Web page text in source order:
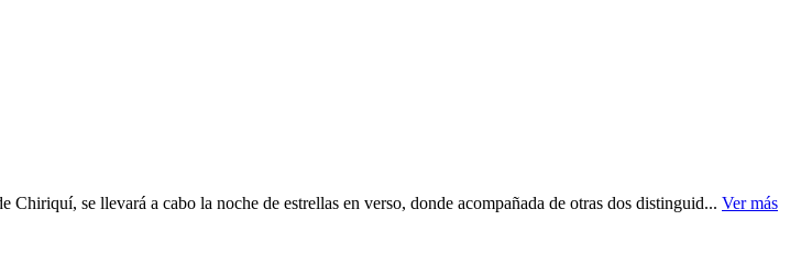
se llevará a cabo la noche de estrellas en verso, donde acompañada de otras dos distinguid... Ver más